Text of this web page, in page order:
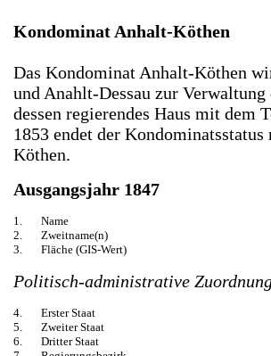
Kondominat Anhalt-Köthen
Das Kondominat Anhalt-Köthen
und Anahlt-Dessau zur
dessen regierendes Haus mit dem
1853 endet der
Köthen.
Ausgangsjahr 1847
1. Name
2. Zweitname(n)
3. Fläche (GIS-Wert)
Politisch-administrative
4. Erster Staat
5. Zweiter Staat
6. Dritter Staat